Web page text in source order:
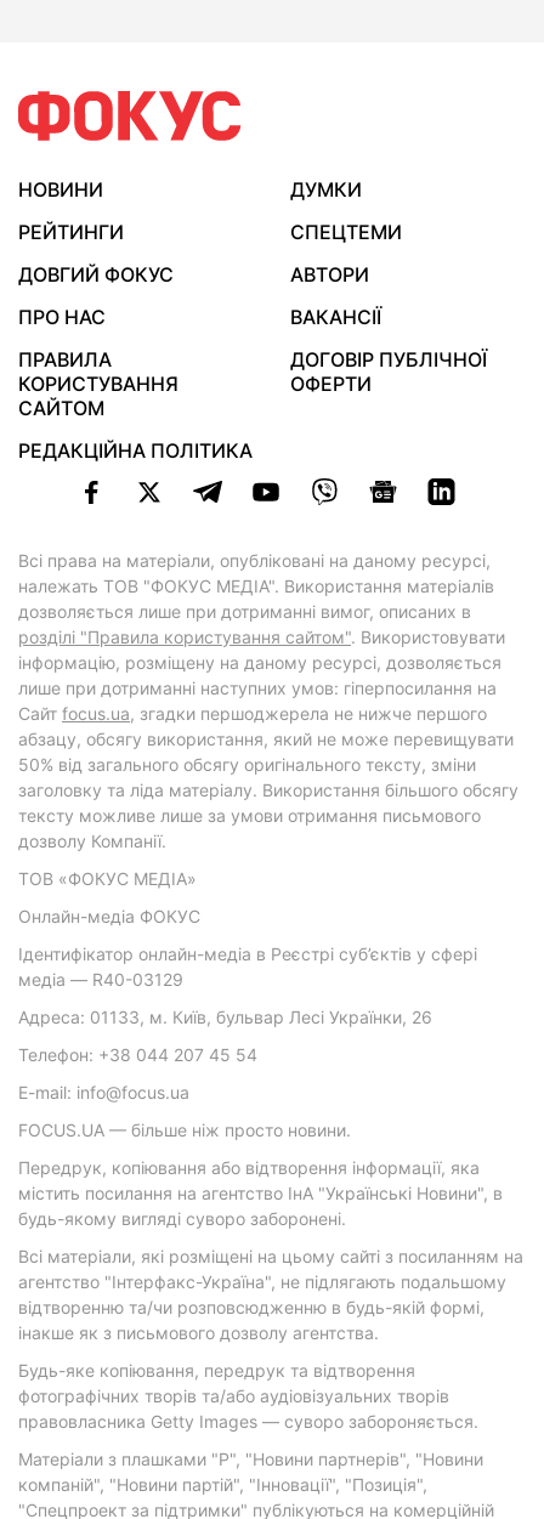
НОВИНИ
ДУМКИ
РЕЙТИНГИ
СПЕЦТЕМИ
ДОВГИЙ ФОКУС
АВТОРИ
ПРО НАС
ВАКАНСІЇ
ПРАВИЛА
КОРИСТУВАННЯ
САЙТОМ
ДОГОВІР ПУБЛІЧНОЇ
ОФЕРТИ
РЕДАКЦІЙНА ПОЛІТИКА
Всі права на матеріали, опубліковані на даному ресурсі,
належать ТОВ "ФОКУС МЕДІА". Використання матеріалів
дозволяється лише при дотриманні вимог, описаних в
розділі "Правила користування сайтом". Використовувати
інформацію, розміщену на даному ресурсі, дозволяється
лише при дотриманні наступних умов: гіперпосилання на
Cайт focus.ua, згадки першоджерела не нижче першого
абзацу, обсягу використання, який не може перевищувати
50% від загального обсягу оригінального тексту, зміни
заголовку та ліда матеріалу. Використання більшого обсягу
тексту можливе лише за умови отримання письмового
дозволу Компанії.
ТОВ «ФОКУС МЕДІА»
Онлайн-медіа ФОКУС
Ідентифікатор онлайн-медіа в Реєстрі суб’єктів у сфері
медіа — R40-03129
Адреса: 01133, м. Київ, бульвар Лесі Українки, 26
Телефон: +38 044 207 45 54
E-mail: info@focus.ua
FOCUS.UA — більше ніж просто новини.
Передрук, копіювання або відтворення інформації, яка
містить посилання на агентство ІнА "Українські Новини", в
будь-якому вигляді суворо заборонені.
Всі матеріали, які розміщені на цьому сайті з посиланням на
агентство "Інтерфакс-Україна", не підлягають подальшому
відтворенню та/чи розповсюдженню в будь-якій формі,
інакше як з письмового дозволу агентства.
Будь-яке копіювання, передрук та відтворення
фотографічних творів та/або аудіовізуальних творів
правовласника Getty Images — суворо забороняється.
Матеріали з плашками "Р", "Новини партнерів", "Новини
компаній", "Новини партій", "Інновації", "Позиція",
"Спецпроект за підтримки" публікуються на комерційній